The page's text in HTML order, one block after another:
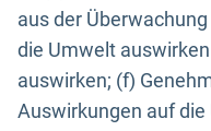
aus der
die Umwelt
auswirken; (f)
Auswirkungen auf